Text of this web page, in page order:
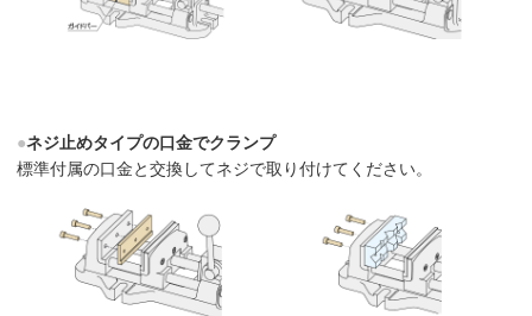
●ネジ止めタイプの口金でクランプ
標準付属の口金と交換してネジで取り付けてください。